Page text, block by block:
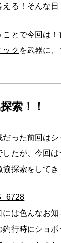
える！そんな日
ことで今回は！
ック を武器に
索！！
だった前回は
したが、今回
協探索をしてき
には色んなお知
釣行時にショ